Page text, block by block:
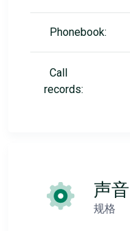
Phonebook:
Call
records:
声音
规格